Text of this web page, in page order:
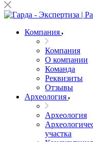
Компания
Компания
О компании
Команда
Реквизиты
Отзывы
Археология
Археология
участка